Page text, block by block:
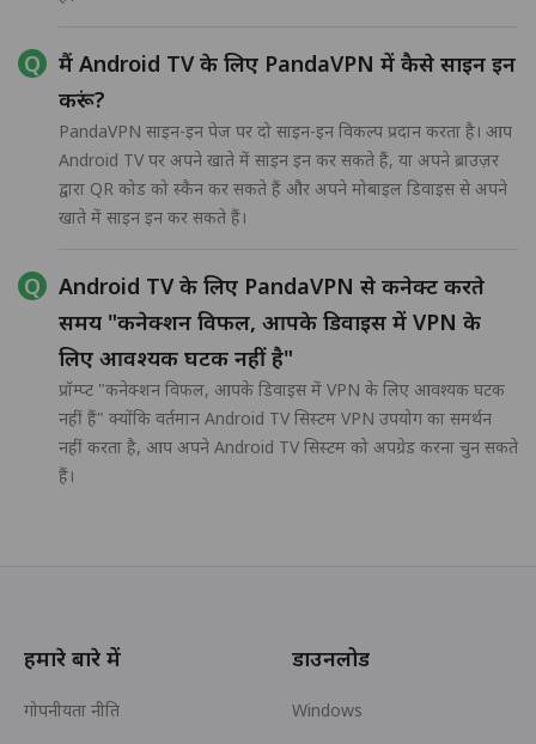
मैं Android TV के लिए PandaVPN में कैसे साइन इन
करूं?
PandaVPN साइन-इन पेज पर दो साइन-इन विकल्प प्रदान करता है। आप
Android TV पर अपने खाते में साइन इन कर सकते हैं, या अपने ब्राउज़र
द्वारा QR कोड को स्कैन कर सकते हैं और अपने मोबाइल डिवाइस से अपने
खाते में साइन इन कर सकते हैं।
Android TV के लिए PandaVPN से कनेक्ट करते
समय "कनेक्शन विफल, आपके डिवाइस में VPN के
लिए आवश्यक घटक नहीं है"
प्रॉम्प्ट "कनेक्शन विफल, आपके डिवाइस में VPN के लिए आवश्यक घटक
नहीं हैं" क्योंकि वर्तमान Android TV सिस्टम VPN उपयोग का समर्थन
नहीं करता है, आप अपने Android TV सिस्टम को अपग्रेड करना चुन सकते
हैं।
हमारे बारे में
गोपनीयता नीति
डाउनलोड
Windows